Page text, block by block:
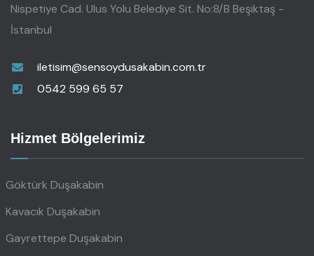
Nispetiye Cad. Ulus Yolu Belediye Sit. No:8/B Beşiktaş -
İstanbul
iletisim@sensoydusakabin.com.tr
0542 599 65 57
Hizmet Bölgelerimiz
Göktürk Duşakabin
Kavacık Duşakabin
Gayrettepe Duşakabin